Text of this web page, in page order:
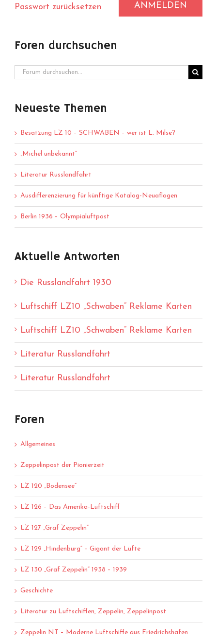
ANMELDEN
Passwort zurücksetzen
Foren durchsuchen
Neueste Themen
Besatzung LZ 10 – SCHWABEN – wer ist L. Milse?
„Michel unbekannt“
Literatur Russlandfahrt
Ausdifferenzierung für künftige Katalog-Neuaflagen
Berlin 1936 – Olympialuftpost
Aktuelle Antworten
Die Russlandfahrt 1930
Luftschiff LZ10 „Schwaben“ Reklame Karten
Luftschiff LZ10 „Schwaben“ Reklame Karten
Literatur Russlandfahrt
Literatur Russlandfahrt
Foren
Allgemeines
Zeppelinpost der Pionierzeit
LZ 120 „Bodensee“
LZ 126 – Das Amerika-Luftschiff
LZ 127 „Graf Zeppelin“
LZ 129 „Hindenburg“ – Gigant der Lüfte
LZ 130 „Graf Zeppelin“ 1938 – 1939
Geschichte
Literatur zu Luftschiffen, Zeppelin, Zeppelinpost
Zeppelin NT – Moderne Luftschiffe aus Friedrichshafen